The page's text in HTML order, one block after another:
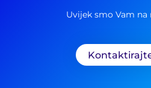
Uvijek smo Vam na